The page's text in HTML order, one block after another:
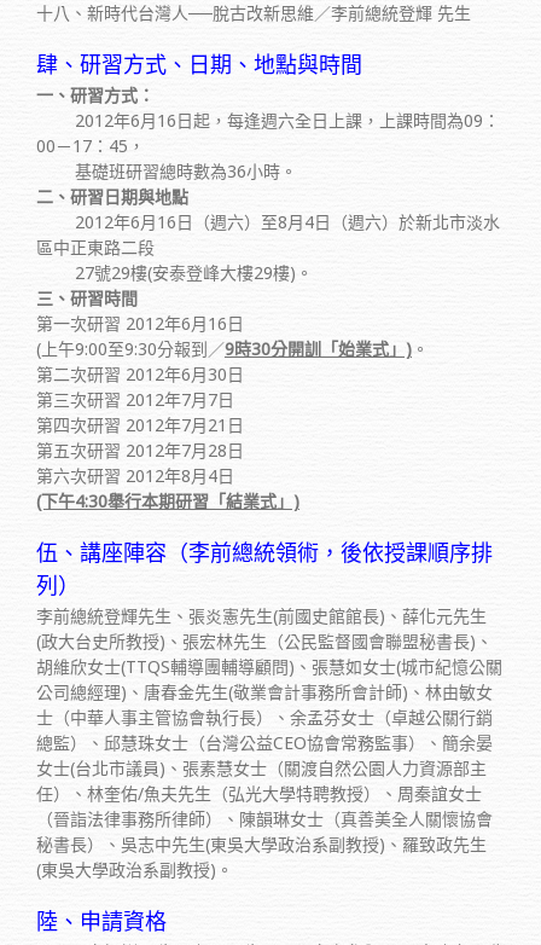
十八、新時代台灣人──脫古改新思維／李前總統登輝 先生
肆、研習方式、日期、地點與時間
一、研習方式：
2012年6月16日起，每逢週六全日上課，上課時間為09：
00－17：45，
基礎班研習總時數為36小時。
二、研習日期與地點
2012年6月16日（週六）至8月4日（週六）於新北市淡水
區中正東路二段
27號29樓(安泰登峰大樓29樓)。
三、研習時間
第一次研習 2012年6月16日
(上午9:00至9:30分報到／9時30分開訓「始業式」) 。
第二次研習 2012年6月30日
第三次研習 2012年7月7日
第四次研習 2012年7月21日
第五次研習 2012年7月28日
第六次研習 2012年8月4日
(下午4:30舉行本期研習「結業式」)
伍、講座陣容（李前總統領術，後依授課順序排
列）
李前總統登輝先生、張炎憲先生(前國史館館長)、薛化元先生
(政大台史所教授)、張宏林先生（公民監督國會聯盟秘書長)、
胡維欣女士(TTQS輔導團輔導顧問)、張慧如女士(城市紀憶公關
公司總經理)、唐春金先生(敬業會計事務所會計師)、林由敏女
士（中華人事主管協會執行長）、余孟芬女士（卓越公關行銷
總監）、邱慧珠女士（台灣公益CEO協會常務監事）、簡余晏
女士(台北市議員)、張素慧女士（關渡自然公園人力資源部主
任）、林奎佑/魚夫先生（弘光大學特聘教授）、周秦誼女士
（晉詣法律事務所律師）、陳韻琳女士（真善美全人關懷協會
秘書長）、吳志中先生(東吳大學政治系副教授)、羅致政先生
(東吳大學政治系副教授)。
陸、申請資格